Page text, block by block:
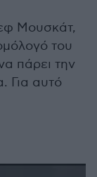
Μουσκάτ,
του
πάρει την
Για αυτό